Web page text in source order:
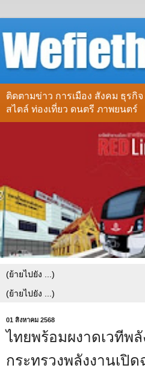
ติดตามข่าว การเมือง สังคม ธุรกิ
สไตล์ ท่องเที่ยว ดนตรี ภาพยนตร์
01 สิงหาคม 2568
ไทยพร้อมผงาดเวทีพ
กระทรวงพลังงานเปิด